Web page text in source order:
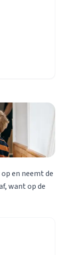
en neemt de
want op de